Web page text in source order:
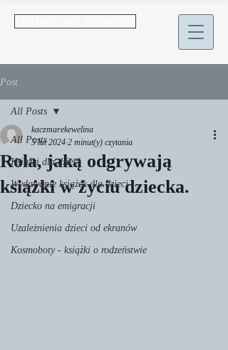
Post
All Posts
Książki dla dzieci
Wydawanie książek dla dzieci
Dziecko na emigracji
Uzależnienia dzieci od ekranów
Kosmoboty - książki o rodzeństwie
All Posts
Rola, jaką odgrywają
książki w życiu dziecka.
kaczmarekewelina
5 lut 2024 2 minut(y) czytania